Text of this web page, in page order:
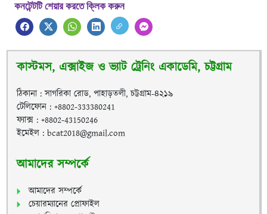
কনটেন্টটি শেয়ার করতে ক্লিক করুন
কাস্টমস, এক্সাইজ ও ভ্যাট ট্রেনিং একাডেমি, চট্টগ্রাম
ঠিকানা : সাগরিকা রোড, পাহাড়তলী, চট্টগ্রাম-৪২১৯
টেলিফোন : +8802-333380241
ফ্যাক্স : +8802-43150246
ইমেইল : bcat2018@gmail.com
আমাদের সম্পর্কে
আমাদের সম্পর্কে
চেয়ারম্যানের প্রোফাইল